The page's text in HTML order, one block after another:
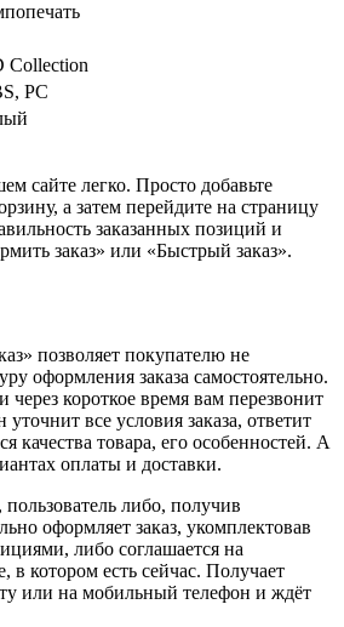
Collection
PC
сайте легко. Просто добавьте
а затем перейдите на страницу
заказанных позиций и
заказ» или «Быстрый заказ».
позволяет покупателю не
оформления заказа самостоятельно.
короткое время вам перезвонит
все условия заказа, ответит
качества товара, его особенностей. А
оплаты и доставки.
пользователь либо, получив
оформляет заказ, укомплектовав
либо соглашается на
в котором есть сейчас. Получает
или на мобильный телефон и ждёт